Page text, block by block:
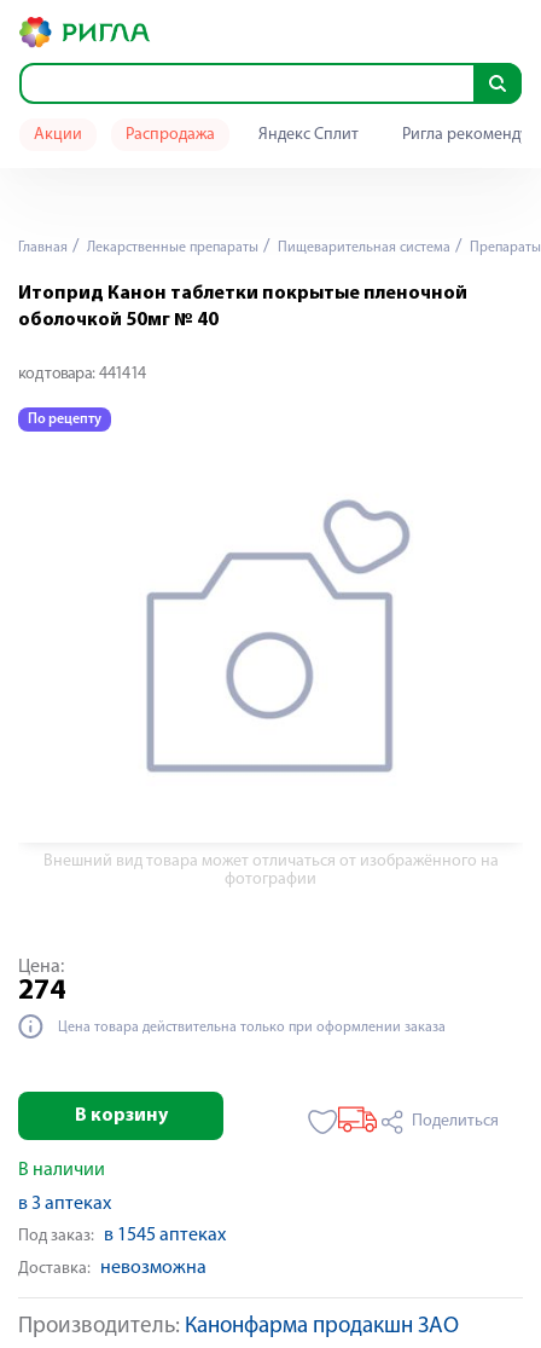
Акции Распродажа Яндекс Сплит Ригла
Главная Лекарственные препараты Пищеварительная система
Итоприд Канон таблетки покрытые пленочной
оболочкой 50мг № 40
код товара: 441414
По рецепту
Внешний вид товара может отличаться от изображённого на
фотографии
Производитель: Канонфарма продакшн ЗАО
Цена:
274
Цена товара действительна только при оформлении заказа
В корзину Поделиться
В наличии
в 3 аптеках
Под заказ: в 1545 аптеках
Доставка: невозможна